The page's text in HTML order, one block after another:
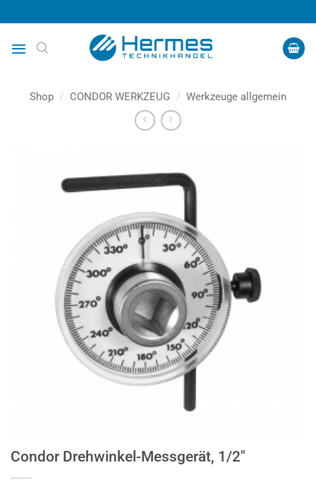
Inhalt
springen
Shop / CONDOR WERKZEUG / Werkzeuge allgemein
Condor Drehwinkel-Messgerät, 1/2″